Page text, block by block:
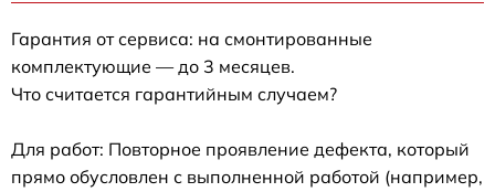
Гарантия от сервиса: на смонтированные
комплектующие — до 3 месяцев.
Что считается гарантийным случаем?
Для работ: Повторное проявление дефекта, который
прямо обусловлен с выполненной работой (например,